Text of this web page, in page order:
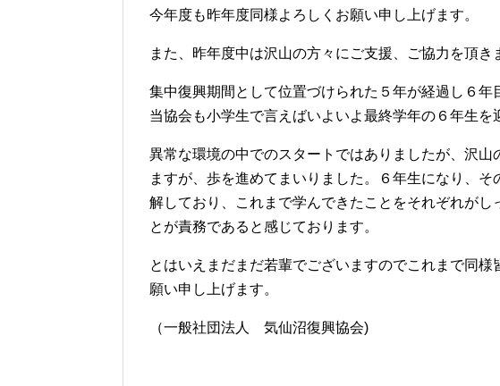
今年度も昨年度同様よろしくお願い申し上げます。
また、昨年度中は沢山の方々にご支援、ご協力を頂き
集中復興期間として位置づけられた５年が経過し６年
当協会も小学生で言えばいよいよ最終学年の６年生を
異常な環境の中でのスタートではありましたが、沢山
ますが、歩を進めてまいりました。６年生になり、
解しており、これまで学んできたことをそれぞれがし
とが責務であると感じております。
とはいえまだまだ若輩でございますのでこれまで同
願い申し上げます。
（一般社団法人 気仙沼復興協会)